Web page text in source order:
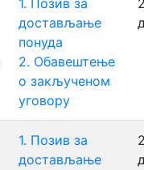
1. Позив за
достављање
понуда
2. Обавештење
о закљученом
уговору
1. Позив за
достављање